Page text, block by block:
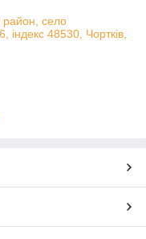
район, село
48530, Чортків,